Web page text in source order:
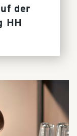
der
HH